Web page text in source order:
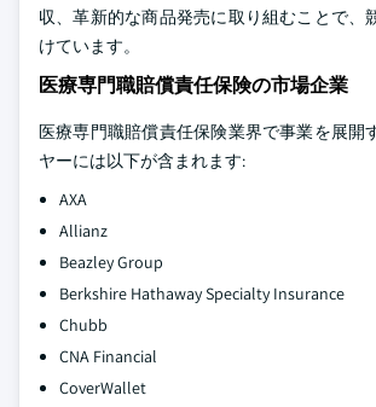
収、革新的な商品発売に取り組むことで、
けています。
医療専門職賠償責任保険の市場企業
医療専門職賠償責任保険業界で事業を展開
ヤーには以下が含まれます:
AXA
Allianz
Beazley Group
Berkshire Hathaway Specialty Insurance
Chubb
CNA Financial
CoverWallet